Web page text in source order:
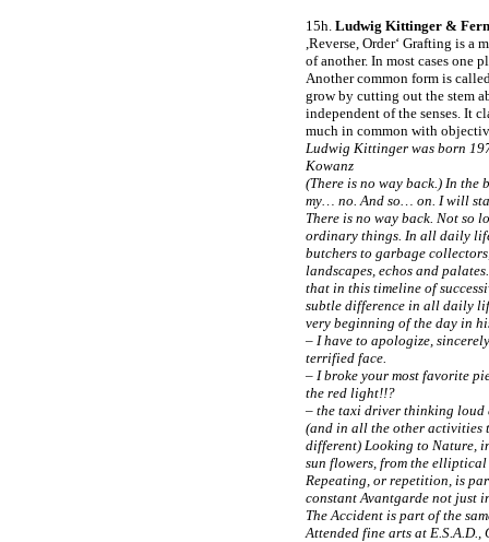
15h. Ludwig Kittinger &
,Reverse, Order‘ Grafting is a
of another. In most cases one
Another common form is
grow by cutting out the stem
independent of the senses. It
much in common with
Ludwig Kittinger was born
Kowanz
(There is no way back.) In
my… no. And so… on. I will
There is no way back. Not so
ordinary things. In all daily
butchers to garbage
landscapes, echos and
that in this timeline of
subtle difference in all daily
very beginning of the day in
– I have to apologize,
terrified face.
– I broke your most favorite
the red light!!?
– the taxi driver thinking loud
(and in all the other activities
different) Looking to Nature,
sun flowers, from the elliptical
Repeating, or repetition, is
constant Avantgarde not just
The Accident is part of the
Attended fine arts at